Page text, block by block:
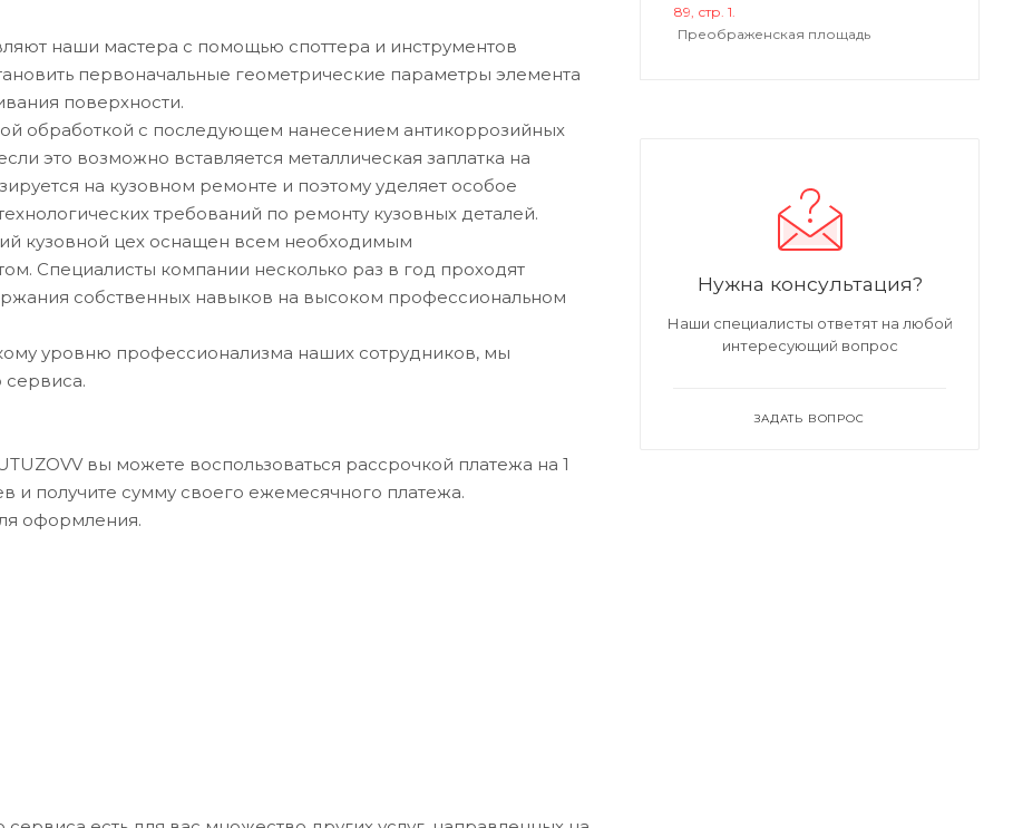
наши мастера с помощью споттера и инструментов
первоначальные геометрические параметры элемента
поверхности.
обработкой с последующем нанесением антикоррозийных
это возможно вставляется металлическая заплатка на
на кузовном ремонте и поэтому уделяет особое
требований по ремонту кузовных деталей.
кузовной цех оснащен всем необходимым
Специалисты компании несколько раз в год проходят
собственных навыков на высоком профессиональном
уровню профессионализма наших сотрудников, мы
вы можете воспользоваться рассрочкой платежа на 1
и получите сумму своего ежемесячного платежа.
оформления.
89, стр. 1.
Преображенская площадь
Нужна консультация?
Наши специалисты ответят на любой
интересующий вопрос
ЗАДАТЬ ВОПРОС